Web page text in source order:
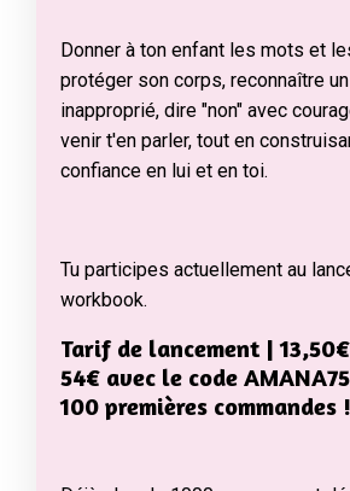
Donner à ton enfant les mots et
protéger son corps, reconnaître
inapproprié, dire "non" avec
venir t'en parler, tout en
confiance en lui et en toi.
Tu participes actuellement au
workbook.
Tarif de lancement |
54€ avec le code
100 premières commandes !